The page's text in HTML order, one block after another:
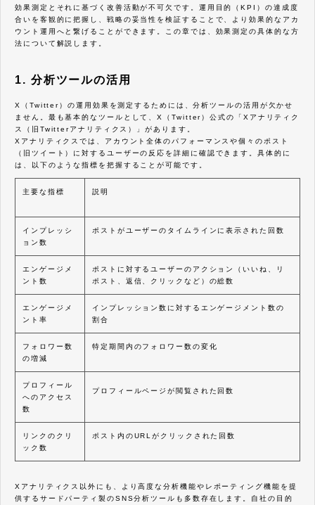
効果測定とそれに基づく改善活動が不可欠です。運用目的（KPI）の達成度
合いを客観的に把握し、戦略の妥当性を検証することで、より効果的なアカ
ウント運用へと繋げることができます。この章では、効果測定の具体的な方
法について解説します。
1. 分析ツールの活用
X（Twitter）の運用効果を測定するためには、分析ツールの活用が欠かせ
ません。最も基本的なツールとして、X（Twitter）公式の「Xアナリティク
ス（旧Twitterアナリティクス）」があります。
Xアナリティクスでは、アカウント全体のパフォーマンスや個々のポスト
（旧ツイート）に対するユーザーの反応を詳細に確認できます。具体的に
は、以下のような指標を把握することが可能です。
主要な指標 説明
インプレッシ
ョン数
ポストがユーザーのタイムラインに表示された回数
エンゲージメ
ント数
ポストに対するユーザーのアクション（いいね、リ
ポスト、返信、クリックなど）の総数
エンゲージメ
ント率
インプレッション数に対するエンゲージメント数の
割合
フォロワー数
の増減
特定期間内のフォロワー数の変化
プロフィール
へのアクセス
数
プロフィールページが閲覧された回数
リンクのクリ
ック数
ポスト内のURLがクリックされた回数
Xアナリティクス以外にも、より高度な分析機能やレポーティング機能を提
供するサードパーティ製のSNS分析ツールも多数存在します。自社の目的